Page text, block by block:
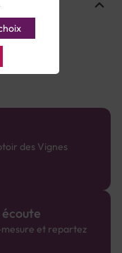
des Vignes
et repartez